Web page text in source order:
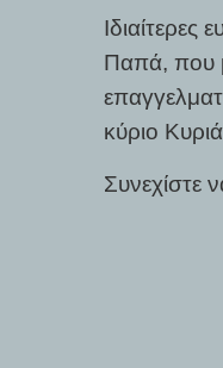
Ιδιαίτερες
Παπά, που
κύριο
Συνεχίστε